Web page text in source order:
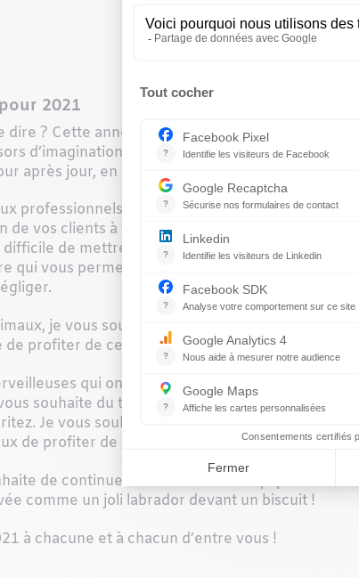
2021
? Cette année qui s’achève nous aura tous
d’imagination, de courage, d’amour et
après jour, en donnant toujours le meilleur de
professionnels, je vous souhaite de toujours
de vos clients à travers le filtre de la
difficile de mettre un filtre de gentillesse sur les
qui vous permet de conserver une bonne
je vous souhaite du temps de
de profiter de ces précieux moments avec votre
qui ont toujours l’impression de ne pas
souhaite du temps pour lire (nous sommes là
Je vous souhaite de moins vous sentir
de profiter de la vie, contemplatif et sûre de
de continuer à croire en mon équipe et
comme un joli labrador devant un biscuit !
à chacune et à chacun d’entre vous !